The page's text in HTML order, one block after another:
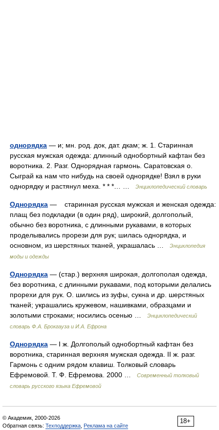
однорядка — и; мн. род. док, дат. дкам; ж. 1. Старинная
русская мужская одежда: длинный однобортный кафтан без
воротника. 2. Разг. Однорядная гармонь. Саратовская о.
Сыграй ка нам что нибудь на своей однорядке! Взял в руки
однорядку и растянул меха. * * *… …
Энциклопедический словарь
Однорядка — старинная русская мужская и женская одежда:
плащ без подкладки (в один ряд), широкий, долгополый,
обычно без воротника, с длинными рукавами, в которых
проделывались прорези для рук; шилась однорядка, и
основном, из шерстяных тканей, украшалась …
Энциклопедия
моды и одежды
Однорядка — (стар.) верхняя широкая, долгополая одежда,
без воротника, с длинными рукавами, под которыми делались
прорехи для рук. О. шились из зуфы, сукна и др. шерстяных
тканей; украшались кружевом, нашивками, образцами и
золотыми строками; носились осенью …
Энциклопедический
словарь Ф.А. Брокгауза и И.А. Ефрона
Однорядка — I ж. Долгополый однобортный кафтан без
воротника, старинная верхняя мужская одежда. II ж. разг.
Гармонь с одним рядом клавиш. Толковый словарь
Ефремовой. Т. Ф. Ефремова. 2000 …
Современный толковый
словарь русского языка Ефремовой
18+
© Академик, 2000-2026
Обратная связь: Техподдержка Реклама на сайте